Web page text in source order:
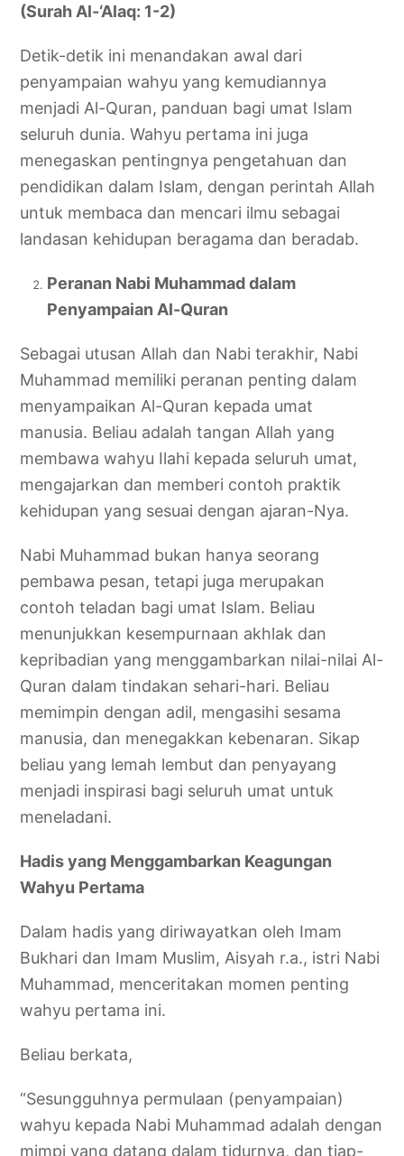
(Surah Al-‘Alaq: 1-2)
Detik-detik ini menandakan awal dari
penyampaian wahyu yang kemudiannya
menjadi Al-Quran, panduan bagi umat Islam
seluruh dunia. Wahyu pertama ini juga
menegaskan pentingnya pengetahuan dan
pendidikan dalam Islam, dengan perintah Allah
untuk membaca dan mencari ilmu sebagai
landasan kehidupan beragama dan beradab.
Peranan Nabi Muhammad dalam
Penyampaian Al-Quran
Sebagai utusan Allah dan Nabi terakhir, Nabi
Muhammad memiliki peranan penting dalam
menyampaikan Al-Quran kepada umat
manusia. Beliau adalah tangan Allah yang
membawa wahyu Ilahi kepada seluruh umat,
mengajarkan dan memberi contoh praktik
kehidupan yang sesuai dengan ajaran-Nya.
Nabi Muhammad bukan hanya seorang
pembawa pesan, tetapi juga merupakan
contoh teladan bagi umat Islam. Beliau
menunjukkan kesempurnaan akhlak dan
kepribadian yang menggambarkan nilai-nilai Al-
Quran dalam tindakan sehari-hari. Beliau
memimpin dengan adil, mengasihi sesama
manusia, dan menegakkan kebenaran. Sikap
beliau yang lemah lembut dan penyayang
menjadi inspirasi bagi seluruh umat untuk
meneladani.
Hadis yang Menggambarkan Keagungan
Wahyu Pertama
Dalam hadis yang diriwayatkan oleh Imam
Bukhari dan Imam Muslim, Aisyah r.a., istri Nabi
Muhammad, menceritakan momen penting
wahyu pertama ini.
Beliau berkata,
“Sesungguhnya permulaan (penyampaian)
wahyu kepada Nabi Muhammad adalah dengan
mimpi yang datang dalam tidurnya, dan tiap-